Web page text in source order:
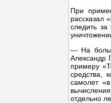
При
рассказал
следить
— На
Александр
примеру
средства,
самолет
отдельно